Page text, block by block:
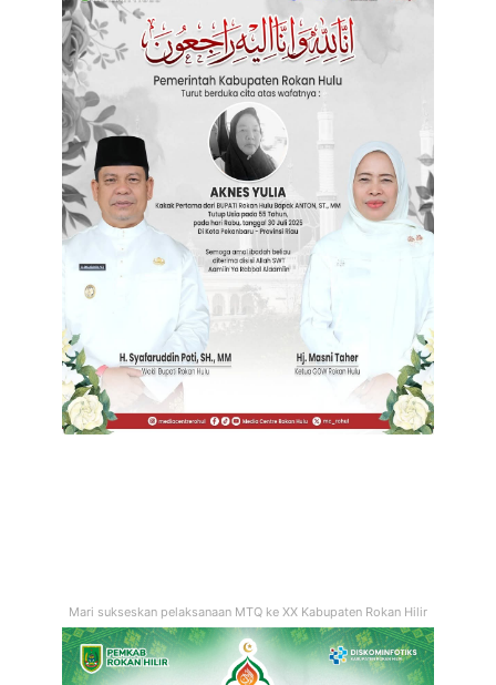
Mari sukseskan pelaksanaan MTQ ke XX Kabupaten Rokan Hilir